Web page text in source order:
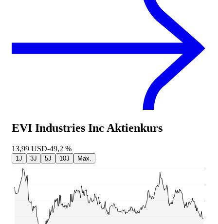
EVI Industries Inc Aktienkurs
13,99 USD-49,2 %
1J 3J 5J 10J Max.
14,78
21,68
28,58
35,48